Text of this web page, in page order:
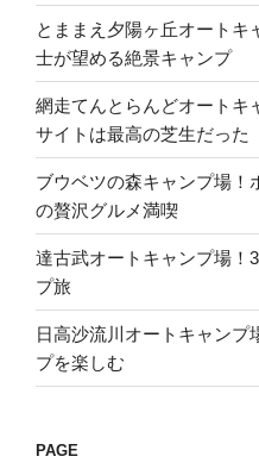
とままえ夕陽ヶ丘オートキ
士が望める絶景キャンプ
網走てんとらんどオートキ
サイトは最高の芝生だった
ブウベツの森キャンプ場！
の贅沢グルメ満喫
達古武オートキャンプ場！
プ旅
日高沙流川オートキャンプ
プを楽しむ
PAGE